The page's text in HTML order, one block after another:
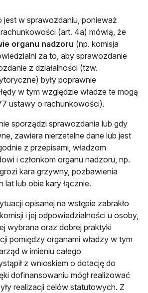
jest w sprawozdaniu, ponieważ
(art. 4a) mówią, że
organu nadzoru (np. komisja
za to, aby sprawozdanie
z działalności (tzw.
były poprawnie
w tym względzie władze te mogą
ustawy o rachunkowości).
sporządzi sprawozdania lub gdy
zawiera nierzetelne dane lub jest
z przepisami, władzom
i członkom organu nadzoru, np.
kara grzywny, pozbawienia
lub obie kary łącznie.
opisanej na wstępie zabrakło
i jej odpowiedzialności u osoby,
wybrana oraz dobrej praktyki
pomiędzy organami władzy w tym
w imieniu całego
z wnioskiem o dotację do
dofinansowaniu mógł realizować
realizacji celów statutowych. Z